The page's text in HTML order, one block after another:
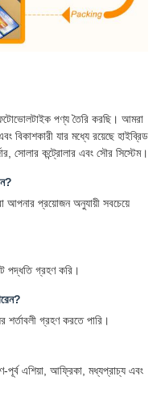
পণ্য তৈরি করছি। আমরা
যার মধ্যে রয়েছে হাইব্রিড
সোলার কন্ট্রোলার এবং সৌর সিস্টেম।
আপনার প্রয়োজন অনুযায়ী সবচেয়ে
পদ্ধতি গ্রহণ করি।
গ্রহণ করতে পারি।
পূর্ব এশিয়া, আফ্রিকা, মধ্যপ্রাচ্য এবং